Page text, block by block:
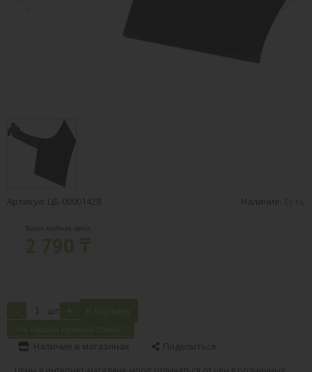
Артикул: ЦБ-00001428 Наличие: Есть
Ваша клубная цена:
- шт + В корзину
Не нашли нужный товар?
Наличие в магазинах Поделиться